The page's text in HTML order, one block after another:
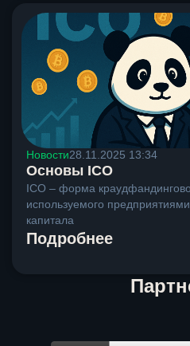
Новости28.11.2025 13:34
Основы ICO
ICO – форма
используемого
капитала
Подробнее